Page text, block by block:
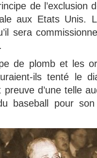
de l’exclusion
aux Etats Unis.
sera
de plomb et les
ils tenté le
d’une telle
baseball pour